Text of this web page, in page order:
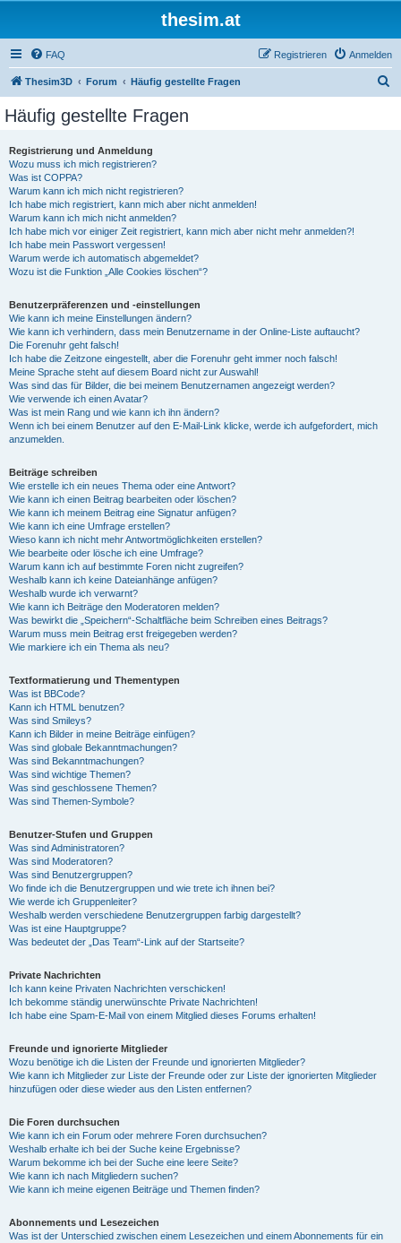
thesim.at
FAQ Anmelden
Registrieren
Thesim3D Forum Häufig gestellte Fragen
Häufig gestellte Fragen
Registrierung und Anmeldung
Wozu muss ich mich registrieren?
Was ist COPPA?
Warum kann ich mich nicht registrieren?
Ich habe mich registriert, kann mich aber nicht anmelden!
Warum kann ich mich nicht anmelden?
Ich habe mich vor einiger Zeit registriert, kann mich aber nicht mehr anmelden?!
Ich habe mein Passwort vergessen!
Warum werde ich automatisch abgemeldet?
Wozu ist die Funktion „Alle Cookies löschen“?
Benutzerpräferenzen und -einstellungen
Wie kann ich meine Einstellungen ändern?
Wie kann ich verhindern, dass mein Benutzername in der Online-Liste auftaucht?
Die Forenuhr geht falsch!
Ich habe die Zeitzone eingestellt, aber die Forenuhr geht immer noch falsch!
Meine Sprache steht auf diesem Board nicht zur Auswahl!
Was sind das für Bilder, die bei meinem Benutzernamen angezeigt werden?
Wie verwende ich einen Avatar?
Was ist mein Rang und wie kann ich ihn ändern?
Wenn ich bei einem Benutzer auf den E-Mail-Link klicke, werde ich aufgefordert, mich
anzumelden.
Beiträge schreiben
Wie erstelle ich ein neues Thema oder eine Antwort?
Wie kann ich einen Beitrag bearbeiten oder löschen?
Wie kann ich meinem Beitrag eine Signatur anfügen?
Wie kann ich eine Umfrage erstellen?
Wieso kann ich nicht mehr Antwortmöglichkeiten erstellen?
Wie bearbeite oder lösche ich eine Umfrage?
Warum kann ich auf bestimmte Foren nicht zugreifen?
Weshalb kann ich keine Dateianhänge anfügen?
Weshalb wurde ich verwarnt?
Wie kann ich Beiträge den Moderatoren melden?
Was bewirkt die „Speichern“-Schaltfläche beim Schreiben eines Beitrags?
Warum muss mein Beitrag erst freigegeben werden?
Wie markiere ich ein Thema als neu?
Textformatierung und Thementypen
Was ist BBCode?
Kann ich HTML benutzen?
Was sind Smileys?
Kann ich Bilder in meine Beiträge einfügen?
Was sind globale Bekanntmachungen?
Was sind Bekanntmachungen?
Was sind wichtige Themen?
Was sind geschlossene Themen?
Was sind Themen-Symbole?
Benutzer-Stufen und Gruppen
Was sind Administratoren?
Was sind Moderatoren?
Was sind Benutzergruppen?
Wo finde ich die Benutzergruppen und wie trete ich ihnen bei?
Wie werde ich Gruppenleiter?
Weshalb werden verschiedene Benutzergruppen farbig dargestellt?
Was ist eine Hauptgruppe?
Was bedeutet der „Das Team“-Link auf der Startseite?
Private Nachrichten
Ich kann keine Privaten Nachrichten verschicken!
Ich bekomme ständig unerwünschte Private Nachrichten!
Ich habe eine Spam-E-Mail von einem Mitglied dieses Forums erhalten!
Freunde und ignorierte Mitglieder
Wozu benötige ich die Listen der Freunde und ignorierten Mitglieder?
Wie kann ich Mitglieder zur Liste der Freunde oder zur Liste der ignorierten Mitglieder
hinzufügen oder diese wieder aus den Listen entfernen?
Die Foren durchsuchen
Wie kann ich ein Forum oder mehrere Foren durchsuchen?
Weshalb erhalte ich bei der Suche keine Ergebnisse?
Warum bekomme ich bei der Suche eine leere Seite?
Wie kann ich nach Mitgliedern suchen?
Wie kann ich meine eigenen Beiträge und Themen finden?
Abonnements und Lesezeichen
Was ist der Unterschied zwischen einem Lesezeichen und einem Abonnements für ein